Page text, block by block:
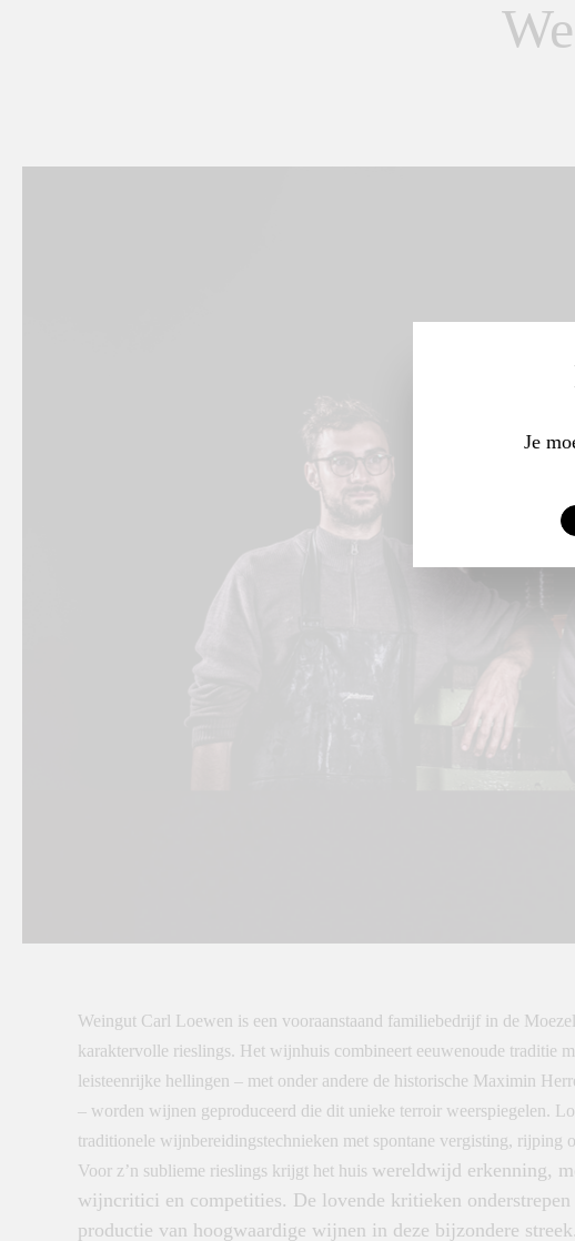
Weingut Carl Loewen is een vooraanstaand familiebedrijf in de
karaktervolle rieslings. Het wijnhuis combineert eeuwenoude traditie
leisteenrijke hellingen – met onder andere de historische Maximin
– worden wijnen geproduceerd die dit unieke terroir weerspiegelen.
traditionele wijnbereidingstechnieken met spontane vergisting, rijping
Voor z’n sublieme rieslings krijgt het huis wereldwijd erkenning,
wijncritici en competities. De lovende kritieken
productie van hoogwaardige wijnen in deze bijzondere streek.
Je